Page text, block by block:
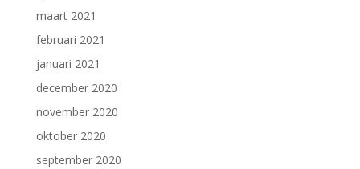
maart 2021
februari 2021
januari 2021
december 2020
november 2020
oktober 2020
september 2020